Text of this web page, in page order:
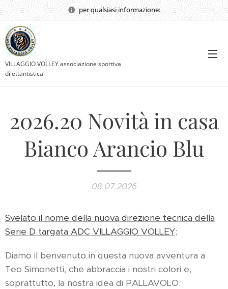
per qualsiasi informazione:
VILLAGGIO VOLLEY associazione sportiva
dilettantistica
2026.20 Novità in casa
Bianco Arancio Blu
08.07.2026
Svelato il nome della nuova direzione tecnica della
Serie D targata ADC VILLAGGIO VOLLEY;
Diamo il benvenuto in questa nuova avventura a
Teo Simonetti, che abbraccia i nostri colori e,
soprattutto, la nostra idea di PALLAVOLO.